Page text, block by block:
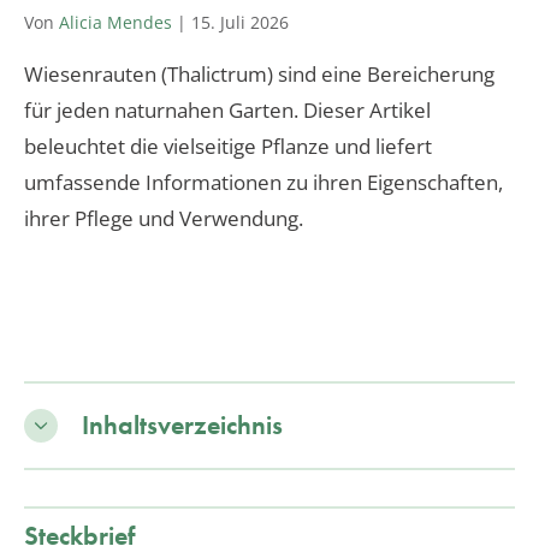
Von Alicia Mendes | 15. Juli 2026
Wiesenrauten (Thalictrum) sind eine Bereicherung
für jeden naturnahen Garten. Dieser Artikel
beleuchtet die vielseitige Pflanze und liefert
umfassende Informationen zu ihren Eigenschaften,
ihrer Pflege und Verwendung.
Inhaltsverzeichnis
Steckbrief